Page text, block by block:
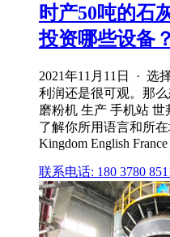
时产50吨的石
投资哪些设备？
2021年11月11日 · 选
利润还是很可观。那
磨粉机 生产 手机站
了解你所用语言和所
Kingdom English France
联系电话: 180 3780